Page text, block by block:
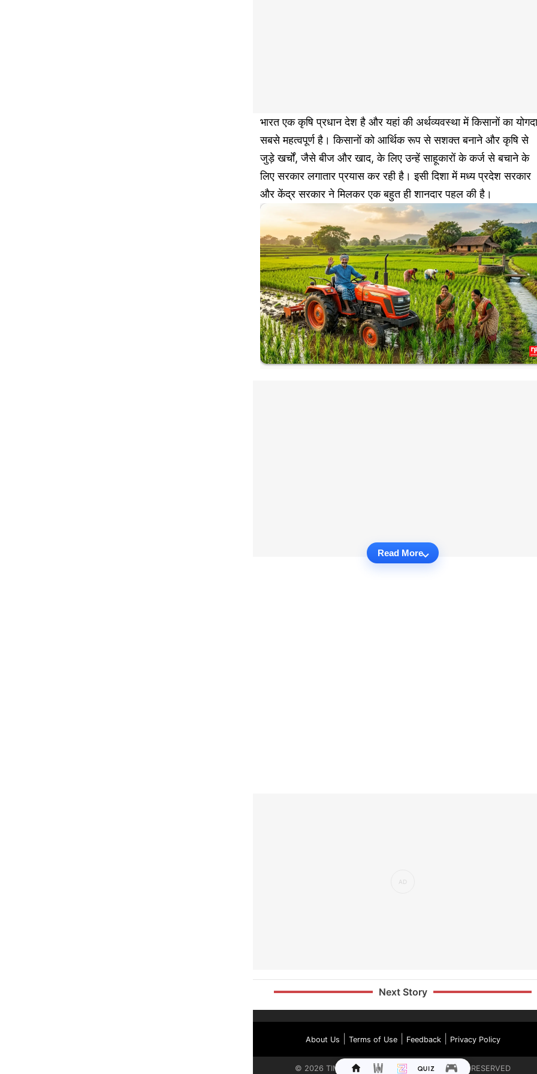
भारत एक कृषि प्रधान देश है और यहां की अर्थव्यवस्था में किसानों का
सबसे महत्वपूर्ण है। किसानों को आर्थिक रूप से सशक्त बनाने और कृषि से
जुड़े खर्चों, जैसे बीज और खाद, के लिए उन्हें साहूकारों के कर्ज से बचाने के
लिए सरकार लगातार प्रयास कर रही है। इसी दिशा में मध्य प्रदेश सरकार
और केंद्र सरकार ने मिलकर एक बहुत ही शानदार पहल की है।
Read More
Next Story
About Us Terms of Use| Feedback| Privacy Policy
© 2026 TIMES INTERNET LIMITED. ALL RIGHTS RESERVED